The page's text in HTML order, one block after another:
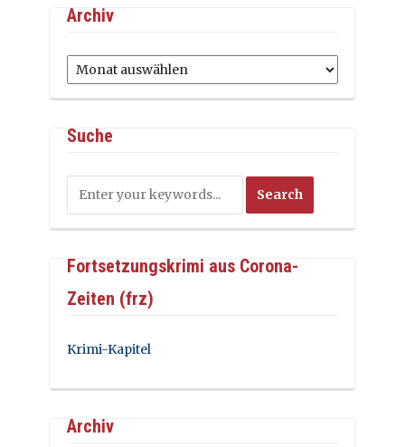
Archiv
Archiv
Suche
Fortsetzungskrimi aus Corona-
Zeiten (frz)
Krimi-Kapitel
Archiv